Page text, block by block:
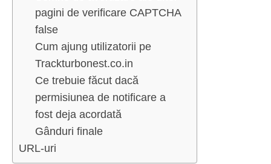
pagini de verificare CAPTCHA
false
Cum ajung utilizatorii pe
Trackturbonest.co.in
Ce trebuie făcut dacă
permisiunea de notificare a
fost deja acordată
Gânduri finale
URL-uri